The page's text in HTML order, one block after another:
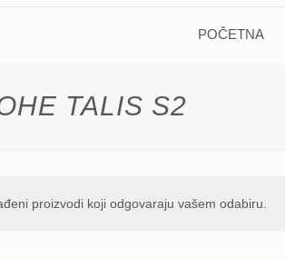
POČETNA
TALIS S2
proizvodi koji odgovaraju vašem odabiru.